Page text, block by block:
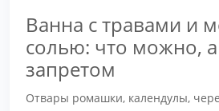
Ванна с травами и
солью: что можно,
запретом
Отвары ромашки, календулы,